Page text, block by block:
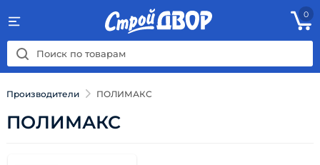
0
Производители ПОЛИМАКС
ПОЛИМАКС